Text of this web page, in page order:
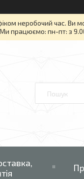
неробочий час.
працюємо: пн-пт: з